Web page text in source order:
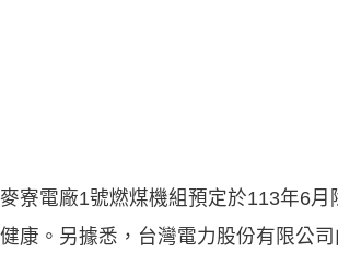
寮電廠1號燃煤機組預定於113年6月
康。另據悉，台灣電力股份有限公